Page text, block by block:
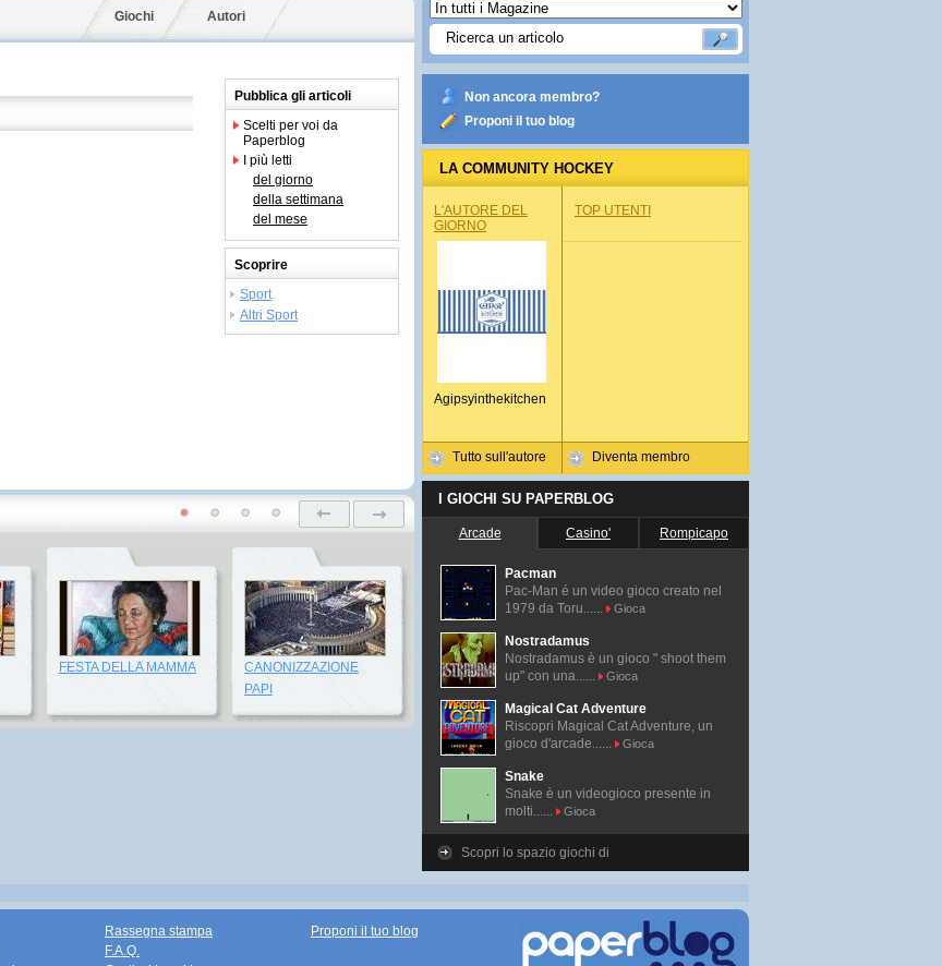
Giochi Autori
Pubblica gli articoli
Scelti per voi da
Paperblog
I più letti
del giorno
della settimana
del mese
Scoprire
Sport
Altri Sport
FESTA DELLA MAMMA
CANONIZZAZIONE
PAPI
Non ancora membro?
Proponi il tuo blog
LA COMMUNITY HOCKEY
L'AUTORE DEL
GIORNO
Agipsyinthekitchen
Tutto sull'autore
TOP UTENTI
Diventa membro
I GIOCHI SU PAPERBLOG
Arcade Casino' Rompicapo
Pacman
Pac-Man é un video gioco creato nel
1979 da Toru......
Gioca
Nostradamus
Nostradamus è un gioco " shoot them
up" con una......
Gioca
Magical Cat Adventure
Riscopri Magical Cat Adventure, un
gioco d'arcade......
Gioca
Snake
Snake è un videogioco presente in
molti......
Gioca
Scopri lo spazio giochi di
Rassegna stampa
F.A.Q.
Proponi il tuo blog